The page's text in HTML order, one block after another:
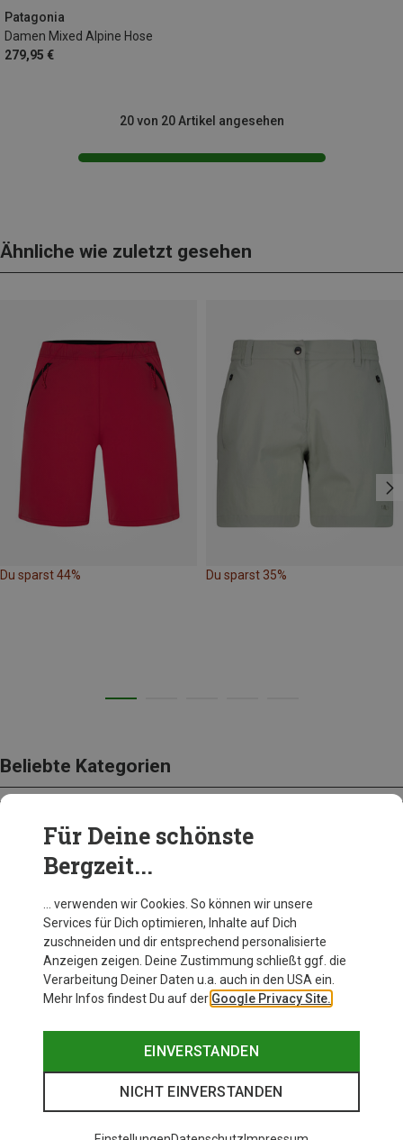
Patagonia
Damen Mixed Alpine Hose
279,95 €
20 von 20 Artikel angesehen
Ähnliche wie zuletzt gesehen
Du sparst 44% Du sparst 35%
Beliebte Kategorien
BEKLEIDUNG
Für Deine schönste
Bergzeit...
… verwenden wir Cookies. So können wir unsere
Services für Dich optimieren, Inhalte auf Dich
zuschneiden und dir entsprechend personalisierte
Anzeigen zeigen. Deine Zustimmung schließt ggf. die
Verarbeitung Deiner Daten u.a. auch in den USA ein.
Mehr Infos findest Du auf der Google Privacy Site.
EINVERSTANDEN
NICHT EINVERSTANDEN